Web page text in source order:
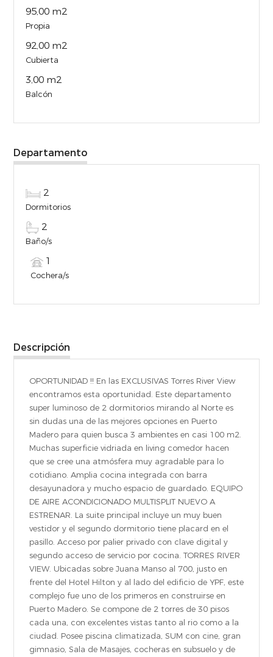
95,00 m2
Propia
92,00 m2
Cubierta
3,00 m2
Balcón
Departamento
2
Dormitorios
2
Baño/s
1
Cochera/s
Descripción
OPORTUNIDAD !! En las EXCLUSIVAS Torres River View
encontramos esta oportunidad. Este departamento
super luminoso de 2 dormitorios mirando al Norte es
sin dudas una de las mejores opciones en Puerto
Madero para quien busca 3 ambientes en casi 100 m2.
Muchas superficie vidriada en living comedor hacen
que se cree una atmósfera muy agradable para lo
cotidiano. Amplia cocina integrada con barra
desayunadora y mucho espacio de guardado. EQUIPO
DE AIRE ACONDICIONADO MULTISPLIT NUEVO A
ESTRENAR. La suite principal incluye un muy buen
vestidor y el segundo dormitorio tiene placard en el
pasillo. Acceso por palier privado con clave digital y
segundo acceso de servicio por cocina. TORRES RIVER
VIEW. Ubicadas sobre Juana Manso al 700, justo en
frente del Hotel Hilton y al lado del edificio de YPF, este
complejo fue uno de los primeros en construirse en
Puerto Madero. Se compone de 2 torres de 30 pisos
cada una, con excelentes vistas tanto al rio como a la
ciudad. Posee piscina climatizada, SUM con cine, gran
gimnasio, Sala de Masajes, cocheras en subsuelo y de